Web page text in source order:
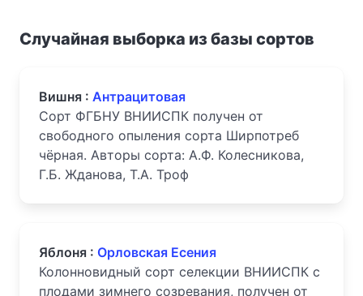
Случайная выборка из базы сортов
Вишня : Антрацитовая
Сорт ФГБНУ ВНИИСПК получен от
свободного опыления сорта Ширпотреб
чёрная. Авторы сорта: А.Ф. Колесникова,
Г.Б. Жданова, Т.А. Троф
Яблоня : Орловская Есения
Колонновидный сорт селекции ВНИИСПК с
плодами зимнего созревания, получен от